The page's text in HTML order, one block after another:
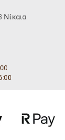
Νίκαια